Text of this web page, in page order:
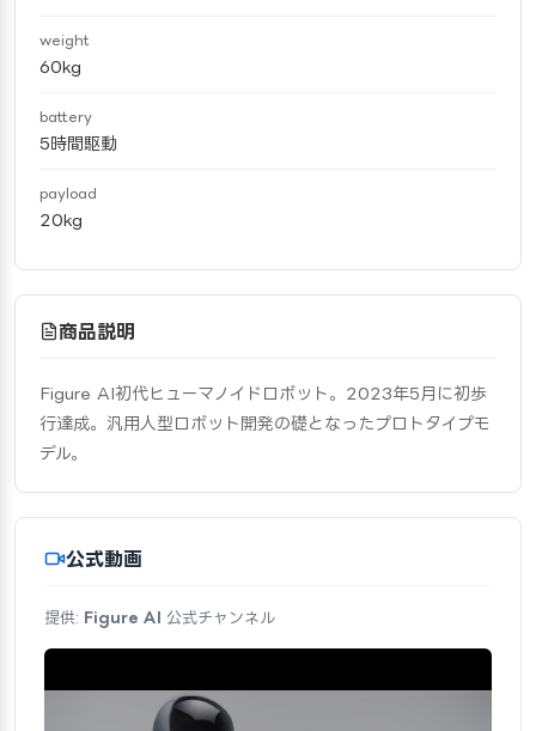
weight
60kg
battery
5時間駆動
payload
20kg
商品説明
Figure AI初代ヒューマノイドロボット。2023年5月に初歩
行達成。汎用人型ロボット開発の礎となったプロトタイプモ
デル。
公式動画
提供: Figure AI 公式チャンネル